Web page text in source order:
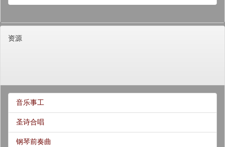
资源
音乐事工
圣诗合唱
钢琴前奏曲